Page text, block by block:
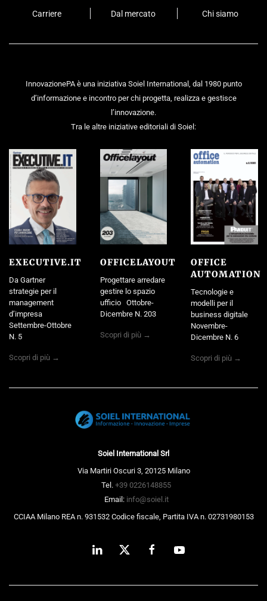
Carriere Dal mercato Chi siamo
InnovazionePA è una iniziativa Soiel International, dal 1980 punto
d’informazione e incontro per chi progetta, realizza e gestisce
l’innovazione.
Tra le altre iniziative editoriali di Soiel:
EXECUTIVE.IT
Da Gartner
strategie per il
management
d’impresa
Settembre-Ottobre
N. 5
Scopri di più →
OFFICELAYOUT
Progettare arredare
gestire lo spazio
ufficio Ottobre-
Dicembre N. 203
Scopri di più →
OFFICE
AUTOMATION
Tecnologie e
modelli per il
business digitale
Novembre-
Dicembre N. 6
Scopri di più →
Soiel International Srl
Via Martiri Oscuri 3, 20125 Milano
Tel. +39 0226148855
Email: info@soiel.it
CCIAA Milano REA n. 931532 Codice fiscale, Partita IVA n. 02731980153